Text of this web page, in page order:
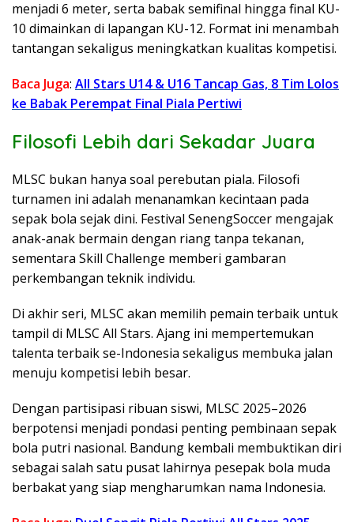
menjadi 6 meter, serta babak semifinal hingga final KU-
10 dimainkan di lapangan KU-12. Format ini menambah
tantangan sekaligus meningkatkan kualitas kompetisi.
Baca Juga: All Stars U14 & U16 Tancap Gas, 8 Tim Lolos
ke Babak Perempat Final Piala Pertiwi
Filosofi Lebih dari Sekadar Juara
MLSC bukan hanya soal perebutan piala. Filosofi
turnamen ini adalah menanamkan kecintaan pada
sepak bola sejak dini. Festival SenengSoccer mengajak
anak-anak bermain dengan riang tanpa tekanan,
sementara Skill Challenge memberi gambaran
perkembangan teknik individu.
Di akhir seri, MLSC akan memilih pemain terbaik untuk
tampil di MLSC All Stars. Ajang ini mempertemukan
talenta terbaik se-Indonesia sekaligus membuka jalan
menuju kompetisi lebih besar.
Dengan partisipasi ribuan siswi, MLSC 2025–2026
berpotensi menjadi pondasi penting pembinaan sepak
bola putri nasional. Bandung kembali membuktikan diri
sebagai salah satu pusat lahirnya pesepak bola muda
berbakat yang siap mengharumkan nama Indonesia.